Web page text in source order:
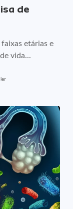
de
etárias e
vida...